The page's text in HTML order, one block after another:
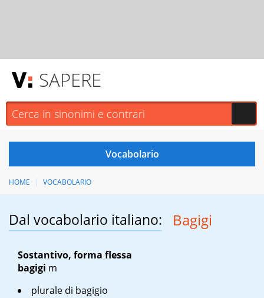
SAPERE
HOME VOCABOLARIO
Dal vocabolario italiano: Bagigi
Sostantivo, forma flessa
bagigi m
plurale di bagigio